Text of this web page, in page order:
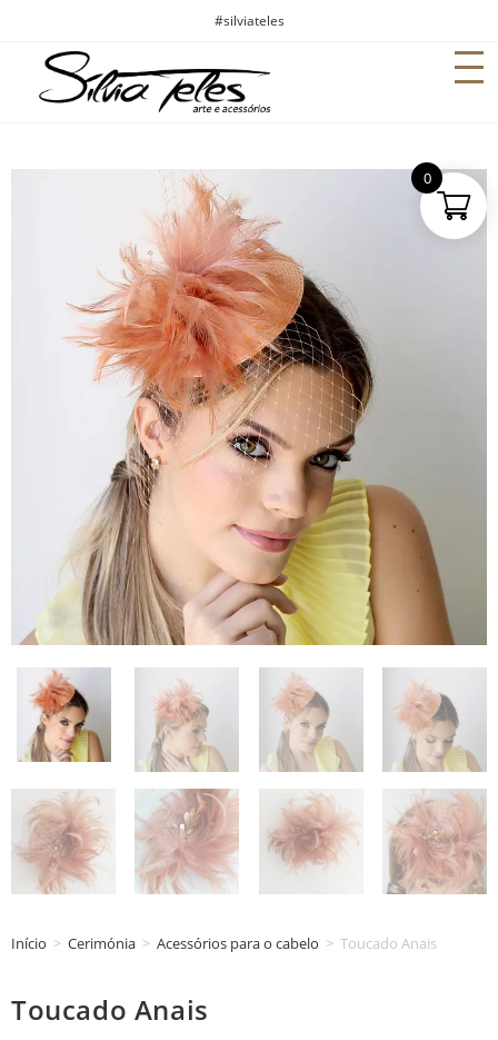
#silviateles
Início > Cerimónia > Acessórios para o cabelo > Toucado Anais
Toucado Anais
0